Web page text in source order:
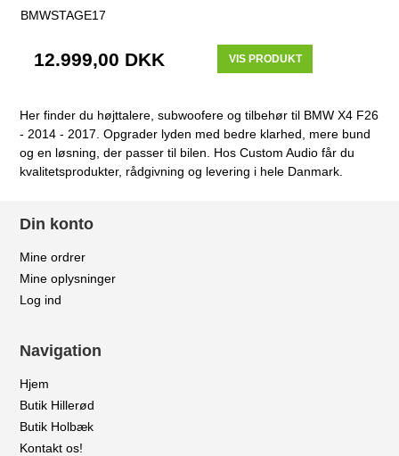
BMWSTAGE17
12.999,00 DKK VIS PRODUKT
Her finder du højttalere, subwoofere og tilbehør til BMW X4 F26
- 2014 - 2017. Opgrader lyden med bedre klarhed, mere bund
og en løsning, der passer til bilen. Hos Custom Audio får du
kvalitetsprodukter, rådgivning og levering i hele Danmark.
Din konto
Mine ordrer
Mine oplysninger
Log ind
Navigation
Hjem
Butik Hillerød
Butik Holbæk
Kontakt os!